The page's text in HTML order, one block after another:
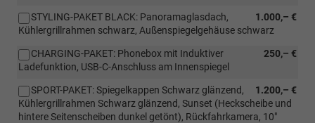
1.000,– €
STYLING-PAKET BLACK: Panoramaglasdach,
Kühlergrillrahmen schwarz, Außenspiegelgehäuse schwarz
250,– €
CHARGING-PAKET: Phonebox mit Induktiver
Ladefunktion, USB-C-Anschluss am Innenspiegel
1.200,– €
SPORT-PAKET: Spiegelkappen Schwarz glänzend,
Kühlergrillrahmen Schwarz glänzend, Sunset (Heckscheibe und
hintere Seitenscheiben dunkel getönt), Rückfahrkamera, 10"